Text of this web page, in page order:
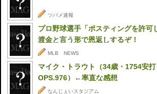
ツバメ速報
プロ野球選手「ポスティングを許可
渡金と言う形で恩返しするぞ！
MLB NEWS
マイク・トラウト（34歳・1754安打
OPS.976）←率直な感想
なんじぇいスタジアム